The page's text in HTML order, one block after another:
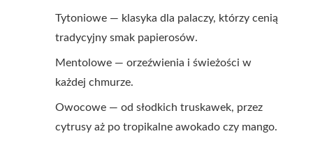
Tytoniowe — klasyka dla palaczy, którzy cenią
tradycyjny smak papierosów.
Mentolowe — orzeźwienia i świeżości w
każdej chmurze.
Owocowe — od słodkich truskawek, przez
cytrusy aż po tropikalne awokado czy mango.